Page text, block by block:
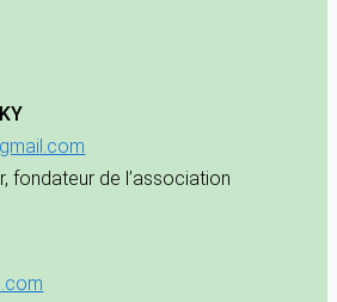
fondateur de l’association